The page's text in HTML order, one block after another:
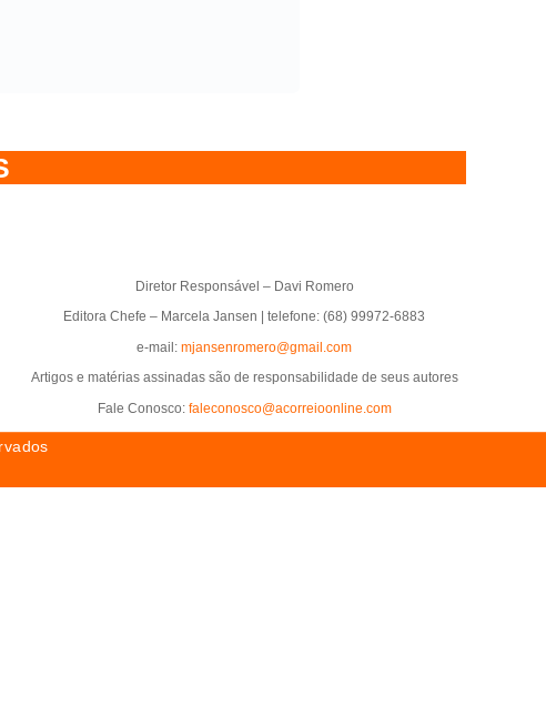
Diretor Responsável – Davi Romero
Editora Chefe – Marcela Jansen | telefone: (68) 99972-6883
e-mail: mjansenromero@gmail.com
Artigos e matérias assinadas são de responsabilidade de seus autores
Fale Conosco: faleconosco@acorreioonline.com